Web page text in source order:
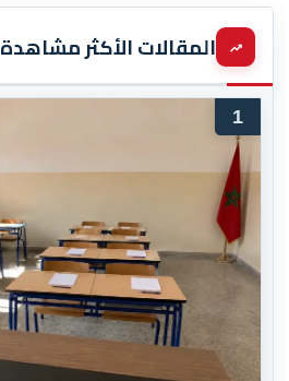
المقالات الأكثر مشاهدة
1